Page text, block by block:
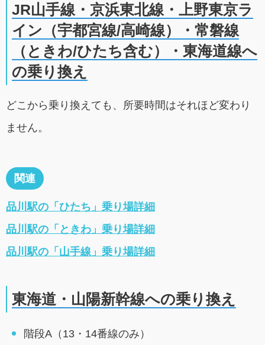
JR山手線・京浜東北線・上野東京ラ
イン（宇都宮線/高崎線）・常磐線
（ときわ/ひたち含む）・東海道線へ
の乗り換え
どこから乗り換えても、所要時間はそれほど変わり
ません。
関連
品川駅の「ひたち」乗り場詳細
品川駅の「ときわ」乗り場詳細
品川駅の「山手線」乗り場詳細
東海道・山陽新幹線への乗り換え
階段A（13・14番線のみ）